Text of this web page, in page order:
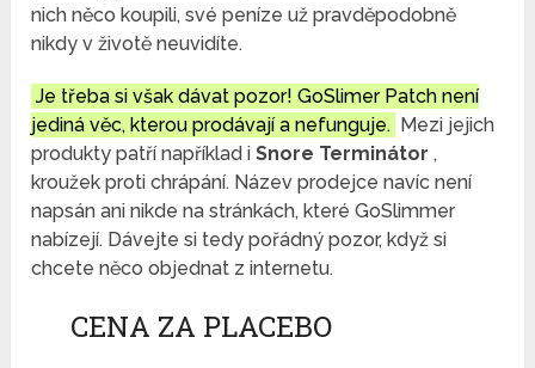
nich něco koupili, své peníze už pravděpodobně
nikdy v životě neuvidíte.
Je třeba si však dávat pozor! GoSlimer Patch není
jediná věc, kterou prodávají a nefunguje. Mezi jejich
produkty patří například iSnore Terminátor,
kroužek proti chrápání. Název prodejce navíc není
napsán ani nikde na stránkách, které GoSlimmer
nabízejí. Dávejte si tedy pořádný pozor, když si
chcete něco objednat z internetu.
CENA ZA PLACEBO